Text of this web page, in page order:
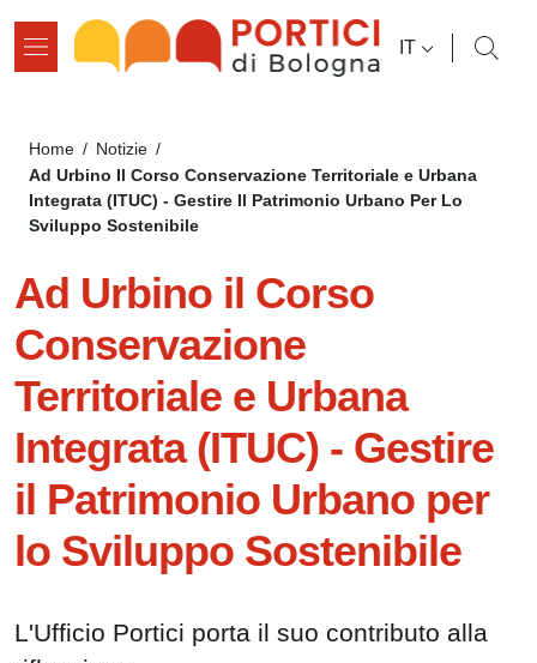
SELETTORE
IT
Briciole di pane
Home / Notizie /
Ad Urbino Il Corso Conservazione Territoriale e Urbana
Integrata (ITUC) - Gestire Il Patrimonio Urbano Per Lo
Sviluppo Sostenibile
Ad Urbino il Corso
Conservazione
Territoriale e Urbana
Integrata (ITUC) - Gestire
il Patrimonio Urbano per
lo Sviluppo Sostenibile
L'Ufficio Portici porta il suo contributo alla